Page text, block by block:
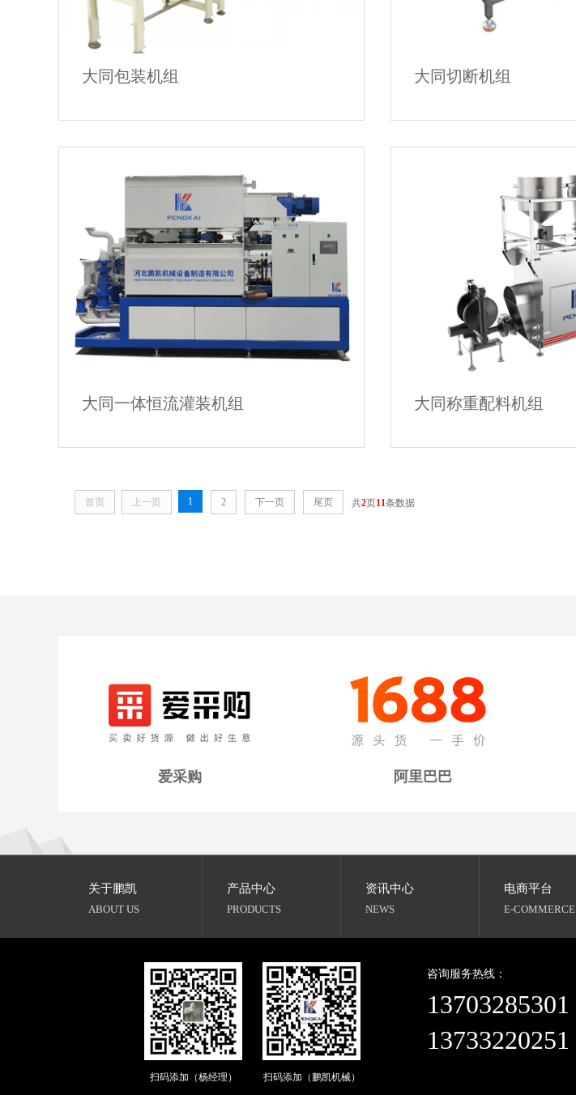
大同包装机组
大同包装机组 大同切断机组
大同切断机组
大同一体恒流灌装机组
大同一体恒流灌装机组 大同称重配料机组
大同称重配料机组
首页 上一页 1 2 下一页 尾页 共2页11条数据
爱采购 阿里巴巴
关于鹏凯
ABOUT US
产品中心
PRODUCTS
资讯中心
NEWS
电商平台
E-COMMERCE
扫码添加（杨经理） 扫码添加（鹏凯机械）
咨询服务热线：
13703285301
13733220251